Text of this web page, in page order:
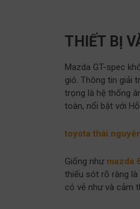
THIẾT BỊ
Mazda GT-spec
gió. Thông tin giải
trọng là hệ thống
toàn, nổi bật với
toyota thái
Giống như mazda
thiếu sót rõ ràng là
có vẻ như và cảm